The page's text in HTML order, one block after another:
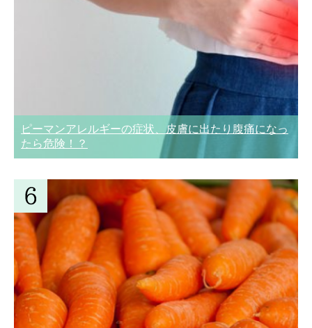
ピーマンアレルギーの症状、皮膚に出たり腹痛になっ
たら危険！？